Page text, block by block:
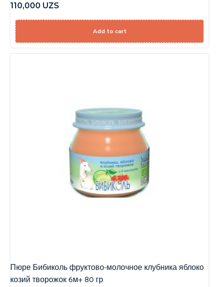
110,000 UZS
Add to cart
Пюре Бибиколь фруктово-молочное клубника яблоко
козий творожок 6м+ 80 гр